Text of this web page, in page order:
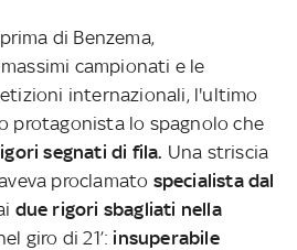
di Benzema,
campionati e le
internazionali, l'ultimo
protagonista lo spagnolo che
segnati di fila. Una striscia
proclamato specialista dal
due rigori sbagliati nella
giro di 21’: insuperabile